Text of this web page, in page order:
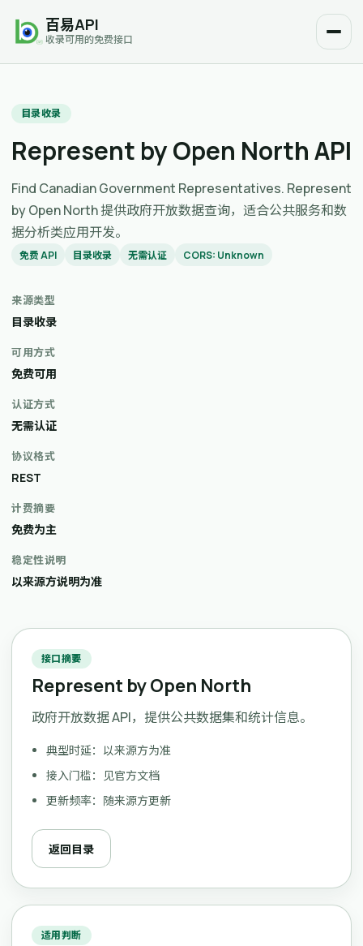
百易API
收录可用的免费接口
目录收录
Represent by Open North API
Find Canadian Government Representatives. Represent
by Open North 提供政府开放数据查询，适合公共服务和数
据分析类应用开发。
免费 API 目录收录 无需认证 CORS: Unknown
来源类型
目录收录
可用方式
免费可用
认证方式
无需认证
协议格式
REST
计费摘要
免费为主
稳定性说明
以来源方说明为准
接口摘要
Represent by Open North
政府开放数据 API，提供公共数据集和统计信息。
典型时延：以来源方为准
接入门槛：见官方文档
更新频率：随来源方更新
返回目录
适用判断